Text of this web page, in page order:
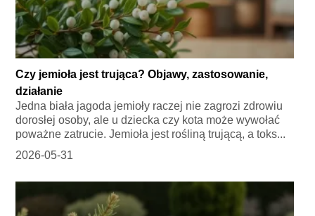
Czy jemioła jest trująca? Objawy, zastosowanie,
działanie
Jedna biała jagoda jemioły raczej nie zagrozi zdrowiu
dorosłej osoby, ale u dziecka czy kota może wywołać
poważne zatrucie. Jemioła jest rośliną trującą, a toks...
2026-05-31